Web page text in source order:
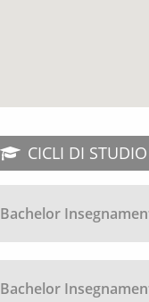
CICLI DI STUDIO
Bachelor
Bachelor